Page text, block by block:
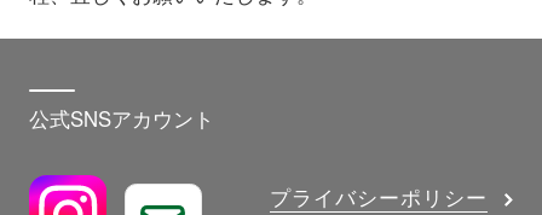
公式SNSアカウント
プライバシーポリシー